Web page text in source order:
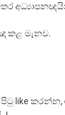
කළ මැනව.
පිටු like